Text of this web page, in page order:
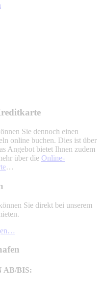
Sie dennoch einen
online buchen. Dies ist über
Angebot bietet Ihnen zudem
über die Online-
…
Sie direkt bei unserem
AB/BIS: